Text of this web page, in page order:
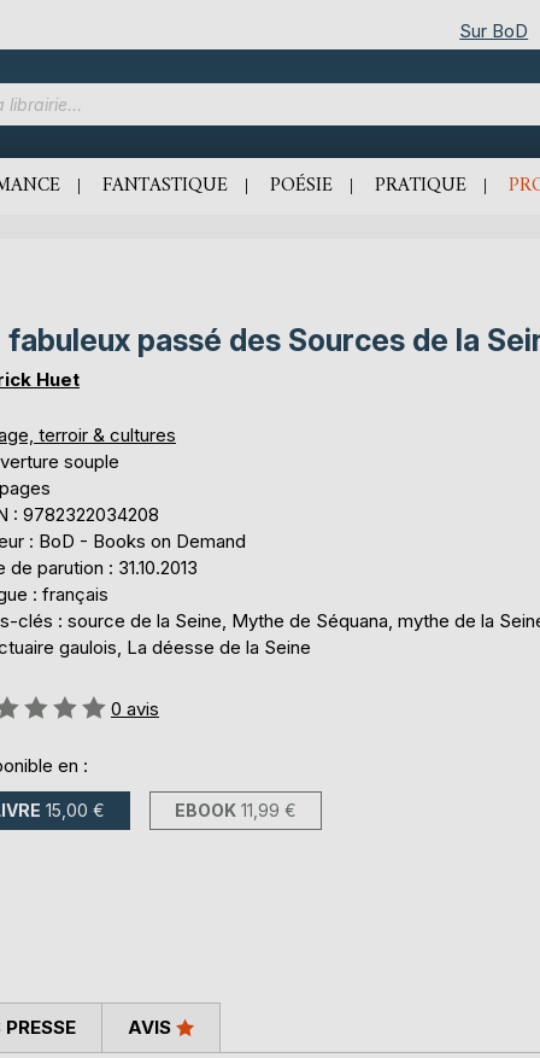
Sur BoD
FANTASTIQUE POÉSIE PRATIQUE
fabuleux passé des Sources de la
Huet
terroir & cultures
souple
: 9782322034208
: BoD - Books on Demand
de parution : 31.10.2013
: français
clés : source de la Seine, Mythe de Séquana, mythe de la
gaulois, La déesse de la Seine
0 avis
en :
15,00 € EBOOK 11,99 €
AVIS